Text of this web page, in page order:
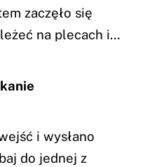
zaczęło się
leżeć na plecach i…
i wysłano
do jednej z